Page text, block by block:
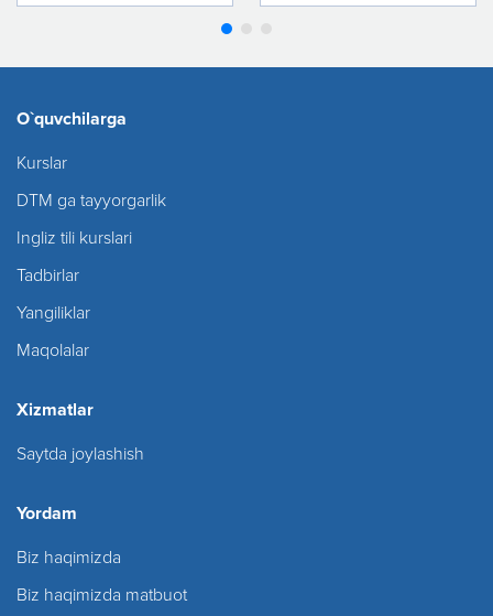
O`quvchilarga
Kurslar
DTM ga tayyorgarlik
Ingliz tili kurslari
Tadbirlar
Yangiliklar
Maqolalar
Xizmatlar
Saytda joylashish
Yordam
Biz haqimizda
Biz haqimizda matbuot